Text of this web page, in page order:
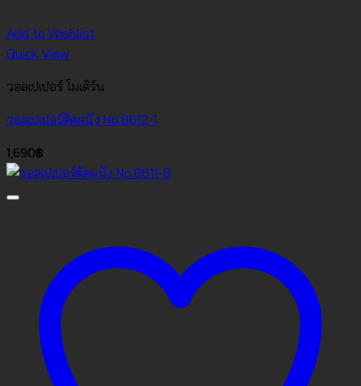
Add to Wishlist
Quick View
วอลเปเปอร์ โมเดิร์น
วอลเปเปอร์ติดผนัง No.8612-1
1,690฿